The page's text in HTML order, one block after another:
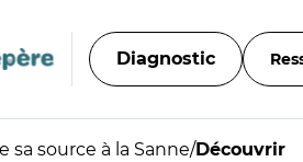
Diagnostic
sa source à la Sanne/Découvrir